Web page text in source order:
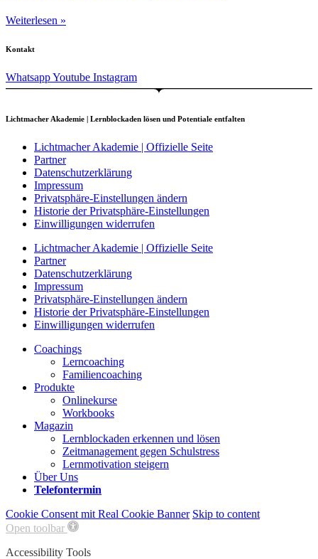
Weiterlesen »
Kontakt
WhatsappYoutube Instagram
Lichtmacher Akademie | Lernblockaden lösen und Potentiale entfalten
Lichtmacher Akademie | Offizielle Seite
Partner
Datenschutzerklärung
Impressum
Privatsphäre-Einstellungen ändern
Historie der Privatsphäre-Einstellungen
Einwilligungen widerrufen
Lichtmacher Akademie | Offizielle Seite
Partner
Datenschutzerklärung
Impressum
Privatsphäre-Einstellungen ändern
Historie der Privatsphäre-Einstellungen
Einwilligungen widerrufen
Coachings
Lerncoaching
Familiencoaching
Produkte
Onlinekurse
Workbooks
Magazin
Lernblockaden erkennen und lösen
Zeitmanagement gegen Schulstress
Lernmotivation steigern
Über Uns
Telefontermin
Cookie Consent mit Real Cookie Banner Skip to content
Open toolbar
Accessibility Tools